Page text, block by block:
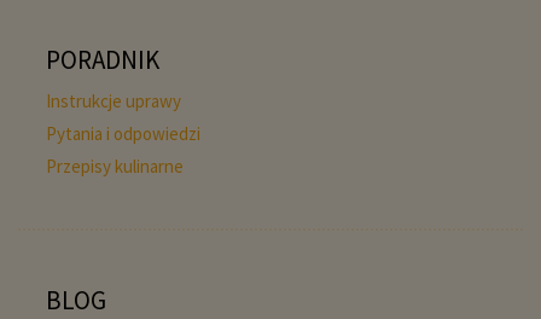
PORADNIK
Instrukcje uprawy
Pytania i odpowiedzi
Przepisy kulinarne
BLOG